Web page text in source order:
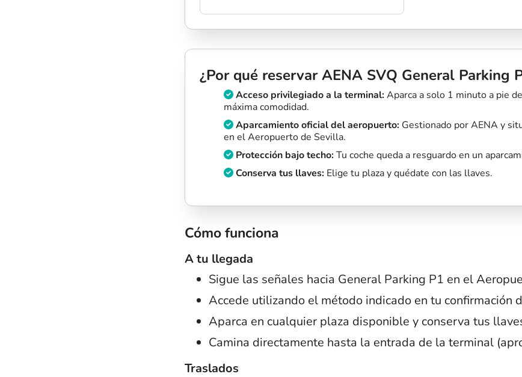
¿Por qué reservar AENA SVQ General Parking
Acceso privilegiado a la terminal:Aparca a solo 1 minuto a pie
máxima comodidad.
Aparcamiento oficial del aeropuerto: Gestionado por AENA y
en el Aeropuerto de Sevilla.
Protección bajo techo:Tu coche queda a resguardo en un
Conserva tus llaves: Elige tu plaza y quédate con las llaves.
Cómo funciona
A tu llegada
Sigue las señales hacia General Parking P1 en el
Accede utilizando el método indicado en tu confirmación
Aparca en cualquier plaza disponible y conserva tus
Camina directamente hasta la entrada de la terminal
Traslados